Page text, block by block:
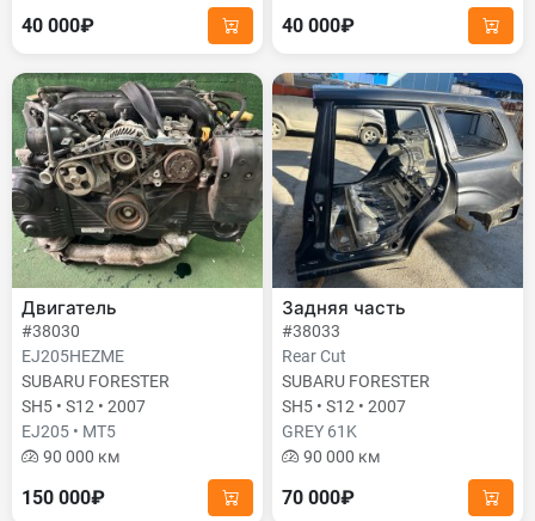
40 000₽ 40 000₽
Двигатель
#38030
EJ205HEZME
SUBARU FORESTER
SH5 • S12 • 2007
EJ205 • MT5
90 000 км
150 000₽
Задняя часть
#38033
Rear Cut
SUBARU FORESTER
SH5 • S12 • 2007
GREY 61K
90 000 км
70 000₽